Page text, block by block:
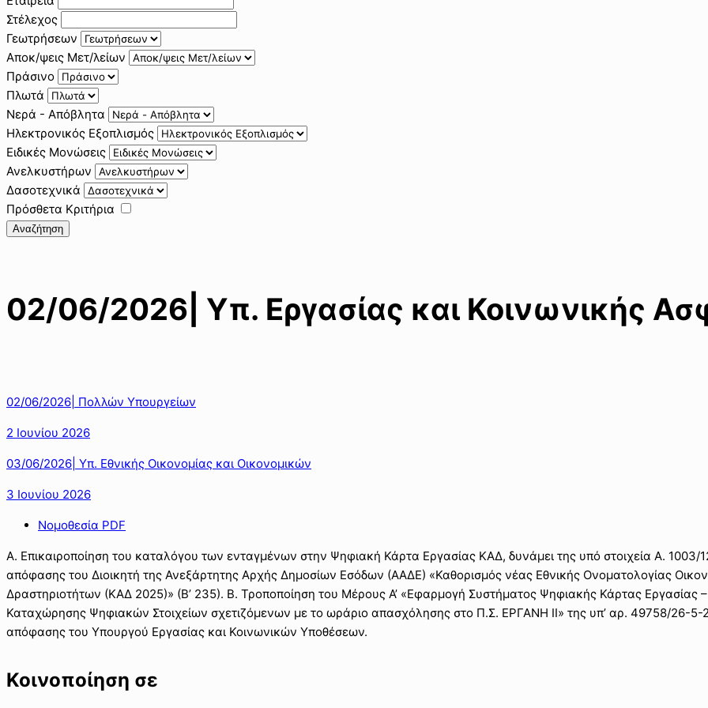
Στέλεχος
Γεωτρήσεων
Αποκ/ψεις Μετ/λείων
Πράσινο
Πλωτά
Νερά - Απόβλητα
Ηλεκτρονικός Εξοπλισμός
Ειδικές Μονώσεις
Ανελκυστήρων
Δασοτεχνικά
Πρόσθετα Κριτήρια
Αναζήτηση
02/06/2026| Υπ. Εργασίας και Κοινωνικής
02/06/2026| Πολλών Υπουργείων
2 Ιουνίου 2026
03/06/2026| Υπ. Εθνικής Οικονομίας και Οικονομικών
3 Ιουνίου 2026
Νομοθεσία PDF
Α. Επικαιροποίηση του καταλόγου των ενταγμένων στην Ψηφιακή Κάρτα Εργασίας ΚΑΔ, δυνάμει της υπό στοιχεία Α. 1003/
απόφασης του Διοικητή της Ανεξάρτητης Αρχής Δημοσίων Εσόδων (ΑΑΔΕ) «Καθορισμός νέας Εθνικής Ονοματολογίας
Δραστηριοτήτων (ΚΑΔ 2025)» (Β’ 235). Β. Τροποποίηση του Μέρους Α’ «Εφαρμογή Συστήματος Ψηφιακής Κάρτας Εργασίας
Καταχώρησης Ψηφιακών Στοιχείων σχετιζόμενων με το ωράριο απασχόλησης στο Π.Σ. ΕΡΓΑΝΗ ΙΙ» της υπ’ αρ. 49758/26-5-
απόφασης του Υπουργού Εργασίας και Κοινωνικών Υποθέσεων.
Κοινοποίηση σε